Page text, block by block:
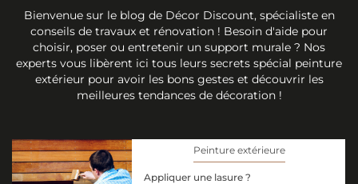
Bienvenue sur le blog de Décor Discount, spécialiste en
conseils de travaux et rénovation ! Besoin d'aide pour
choisir, poser ou entretenir un support murale ? Nos
experts vous libèrent ici tous leurs secrets spécial peinture
extérieur pour avoir les bons gestes et découvrir les
meilleures tendances de décoration !
Peinture extérieure
Appliquer une lasure ?